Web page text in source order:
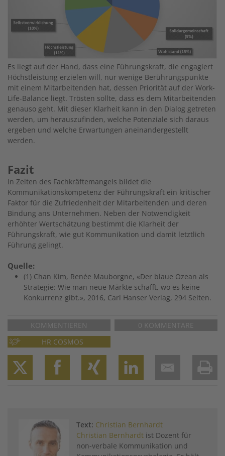
Es liegt auf der Hand, dass eine Führungskraft, die engagiert
Höchstleistung erzielen will, nur wenige Berührungspunkte
mit einem Mitarbeitenden hat, dessen Priorität auf der Work-
Life-Balance liegt. Trösten sollte, dass es dem Mitarbeitenden
genauso geht. Mit dieser Klarheit kann in den Dialog getreten
werden, um herauszufinden, welche Potenziale sich daraus
ergeben und welche Erwartungen aneinandergestellt
werden.
Fazit
In Zeiten des Fachkräftemangels bildet die
Kommunikationskompetenz der Führungskraft ein kritischer
Faktor für die Zufriedenheit der Mitarbeitenden und deren
Bindung ans Unternehmen. Neben der Notwendigkeit
erhöhter Wertschätzung bestimmt die Klarheit der
Führungskraft, wie gut Kommunikation und damit letztlich
Führung gelingt.
Quelle:
(1) Chan Kim, Renée Mauborgne, «Der blaue Ozean als
Strategie: Wie man neue Märkte schafft, wo es keine
Konkurrenz gibt.», 2016, Carl Hanser Verlag, 294 Seiten.
KOMMENTIEREN
0 KOMMENTARE
HR COSMOS
Text: Christian Bernhardt
Christian Bernhardt ist Dozent für
non-verbale Kommunikation und